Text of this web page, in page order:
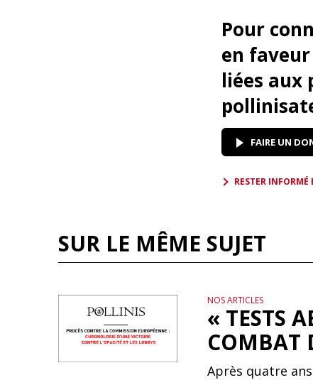
Pour
en
liées aux
FAIRE UN
RESTER
SUR LE MÊME SUJET
NOS ARTICLES
« TESTS
COMBAT
Après quatre